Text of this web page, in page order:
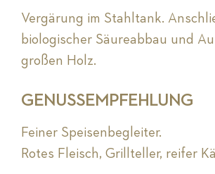
Vergärung im Stahltank.
biologischer Säureabbau und
großen Holz.
GENUSSEMPFEHLUNG
Feiner Speisenbegleiter.
Rotes Fleisch, Grillteller, reifer